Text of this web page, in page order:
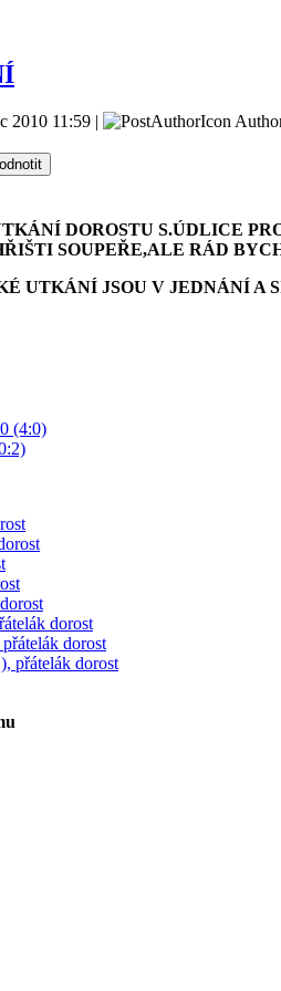
2010 11:59 |
DOROSTU S.ÚDLICE
SOUPEŘE,ALE RÁD
UTKÁNÍ JSOU V JEDNÁNÍ A
(4:0)
dorost
dorost
přátelák dorost